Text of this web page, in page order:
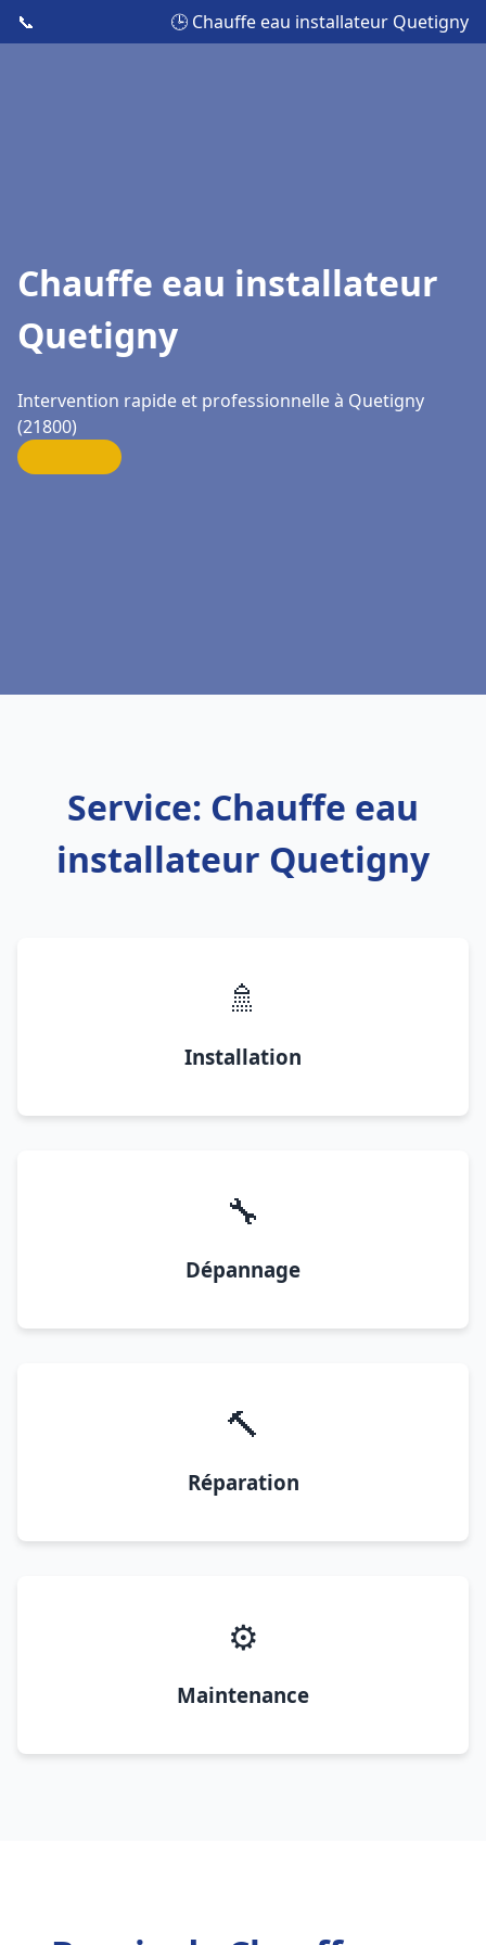
📞 🕒 Chauffe eau installateur Quetigny
Chauffe eau installateur
Quetigny
Intervention rapide et professionnelle à Quetigny
(21800)
Service: Chauffe eau
installateur Quetigny
🚿
Installation
🔧
Dépannage
🔨
Réparation
⚙️
Maintenance